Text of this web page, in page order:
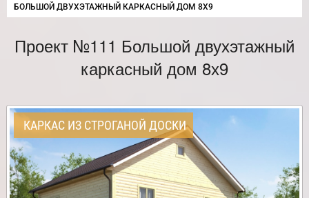
CURRENT:
БОЛЬШОЙ ДВУХЭТАЖНЫЙ КАРКАСНЫЙ ДОМ 8Х9
Проект №111 Большой двухэтажный
каркасный дом 8х9
КАРКАС ИЗ СТРОГАНОЙ ДОСКИ